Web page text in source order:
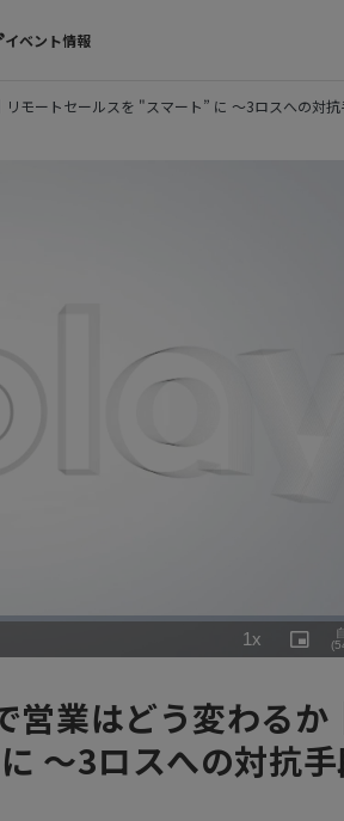
イベント情報
モートセールスを "スマート” に ～3ロスへの対抗
1x
Rate
Picture-
in-
営業はどう変わるか
～3ロスへの対抗